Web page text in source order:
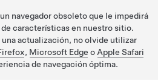
navegador obsoleto que le impedirá
características en nuestro sitio.
una actualización, no olvide utilizar
, Microsoft Edge o Apple Safari
de navegación óptima.